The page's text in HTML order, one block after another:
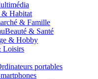
& Habitat
& Famille
Beauté & Santé
& Hobby
Loisirs
portables